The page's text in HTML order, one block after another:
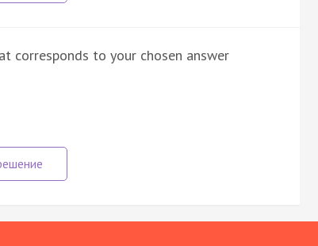
corresponds to your chosen answer